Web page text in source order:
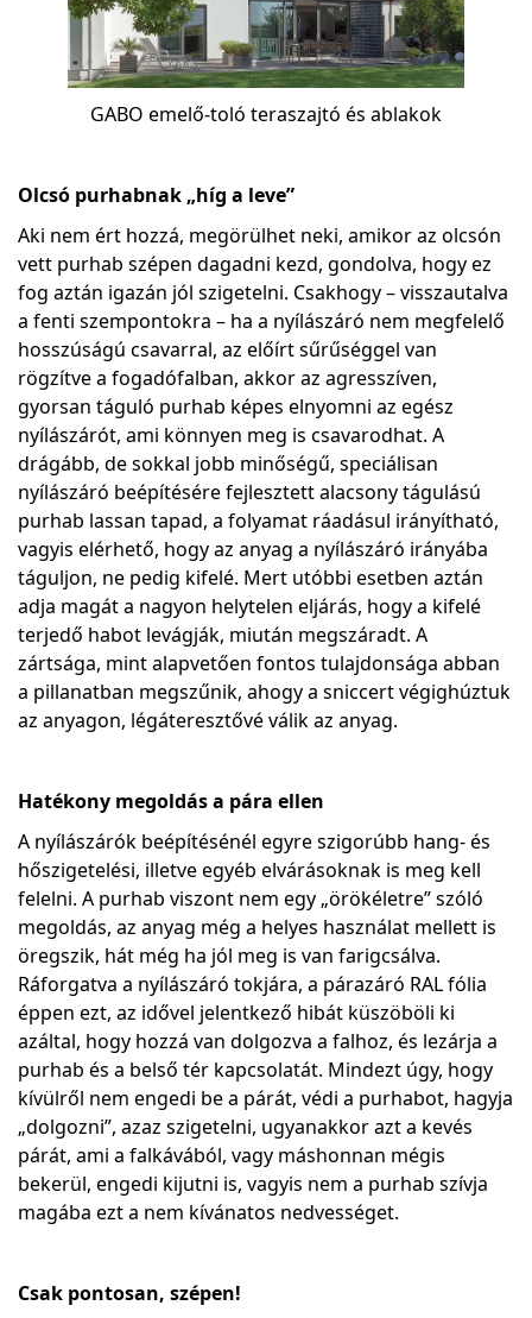
GABO emelő-toló teraszajtó és ablakok
Olcsó purhabnak „híg a leve”
Aki nem ért hozzá, megörülhet neki, amikor az olcsón
vett purhab szépen dagadni kezd, gondolva, hogy ez
fog aztán igazán jól szigetelni. Csakhogy – visszautalva
a fenti szempontokra – ha a nyílászáró nem megfelelő
hosszúságú csavarral, az előírt sűrűséggel van
rögzítve a fogadófalban, akkor az agresszíven,
gyorsan táguló purhab képes elnyomni az egész
nyílászárót, ami könnyen meg is csavarodhat. A
drágább, de sokkal jobb minőségű, speciálisan
nyílászáró beépítésére fejlesztett alacsony tágulású
purhab lassan tapad, a folyamat ráadásul irányítható,
vagyis elérhető, hogy az anyag a nyílászáró irányába
táguljon, ne pedig kifelé. Mert utóbbi esetben aztán
adja magát a nagyon helytelen eljárás, hogy a kifelé
terjedő habot levágják, miután megszáradt. A
zártsága, mint alapvetően fontos tulajdonsága abban
a pillanatban megszűnik, ahogy a sniccert végighúztuk
az anyagon, légáteresztővé válik az anyag.
Hatékony megoldás a pára ellen
A nyílászárók beépítésénél egyre szigorúbb hang- és
hőszigetelési, illetve egyéb elvárásoknak is meg kell
felelni. A purhab viszont nem egy „örökéletre” szóló
megoldás, az anyag még a helyes használat mellett is
öregszik, hát még ha jól meg is van farigcsálva.
Ráforgatva a nyílászáró tokjára, a párazáró RAL fólia
éppen ezt, az idővel jelentkező hibát küszöböli ki
azáltal, hogy hozzá van dolgozva a falhoz, és lezárja a
purhab és a belső tér kapcsolatát. Mindezt úgy, hogy
kívülről nem engedi be a párát, védi a purhabot, hagyja
„dolgozni”, azaz szigetelni, ugyanakkor azt a kevés
párát, ami a falkávából, vagy máshonnan mégis
bekerül, engedi kijutni is, vagyis nem a purhab szívja
magába ezt a nem kívánatos nedvességet.
Csak pontosan, szépen!